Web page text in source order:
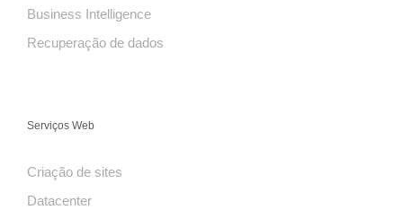
Business Intelligence
Recuperação de dados
Serviços Web
Criação de sites
Datacenter